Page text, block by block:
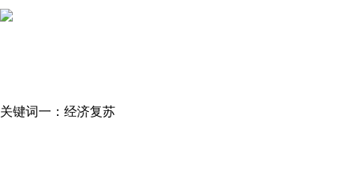
关键词一：经济复苏